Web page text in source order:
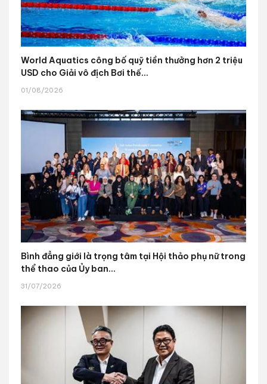
World Aquatics công bố quỹ tiền thưởng hơn 2 triệu
USD cho Giải vô địch Bơi thế...
01/08/2026
Bình đẳng giới là trọng tâm tại Hội thảo phụ nữ trong
thể thao của Ủy ban...
31/07/2026